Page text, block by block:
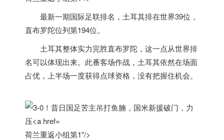
最新一期国际足联排名，土耳其排在世界39位，
直布罗陀位列第194位。
土耳其整体实力完胜直布罗陀，这一点从世界排
名可以体现出来。此番客场作战，土耳其依然在场面
占优，上半场一度获得点球资格，没有把握住机会。
荷兰重返小组第1″/>